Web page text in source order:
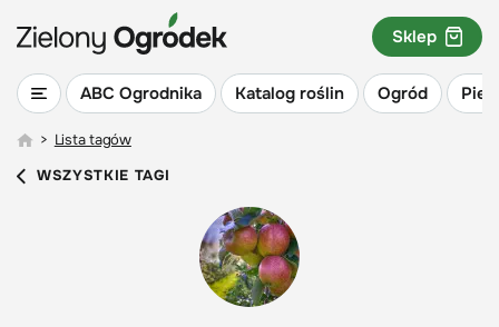
ABC Ogrodnika Katalog roślin Ogród
Sklep
> Lista tagów
WSZYSTKIE TAGI